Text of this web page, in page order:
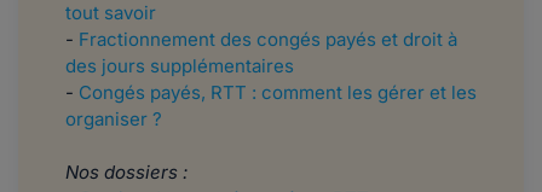
tout savoir
- Fractionnement des congés payés et droit à
des jours supplémentaires
- Congés payés, RTT : comment les gérer et les
organiser ?
Nos dossiers :